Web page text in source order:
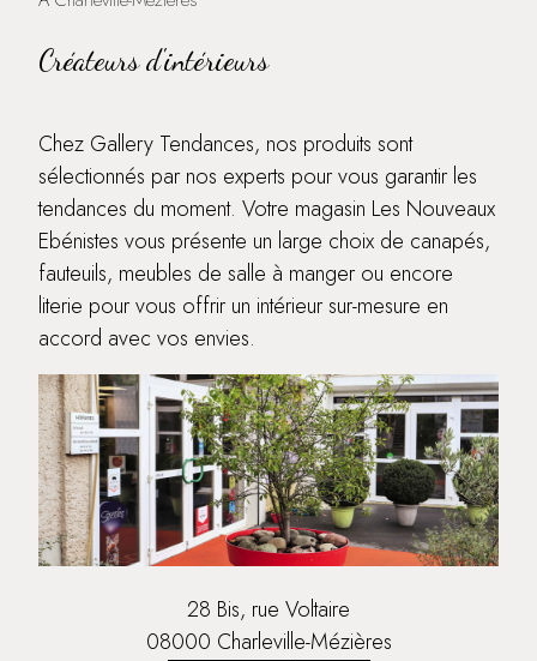
Créateurs d'intérieurs
Chez Gallery Tendances, nos produits sont
sélectionnés par nos experts pour vous garantir les
tendances du moment. Votre magasin Les Nouveaux
Ebénistes vous présente un large choix de canapés,
fauteuils, meubles de salle à manger ou encore
literie pour vous offrir un intérieur sur-mesure en
accord avec vos envies.
28 Bis, rue Voltaire
08000 Charleville-Mézières